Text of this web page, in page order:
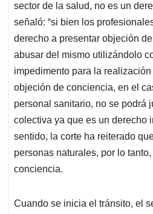
sector de la salud, no es un
señaló: “si bien los
derecho a presentar objeción
abusar del mismo utilizándolo
impedimento para la
objeción de conciencia, en el
personal sanitario, no se podrá
colectiva ya que es un derecho
sentido, la corte ha reiterado
personas naturales, por lo
conciencia.
Cuando se inicia el tránsito, el